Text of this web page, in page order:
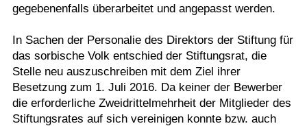
gegebenenfalls überarbeitet und angepasst werden.
In Sachen der Personalie des Direktors der Stiftung für
das sorbische Volk entschied der Stiftungsrat, die
Stelle neu auszuschreiben mit dem Ziel ihrer
Besetzung zum 1. Juli 2016. Da keiner der Bewerber
die erforderliche Zweidrittelmehrheit der Mitglieder des
Stiftungsrates auf sich vereinigen konnte bzw. auch